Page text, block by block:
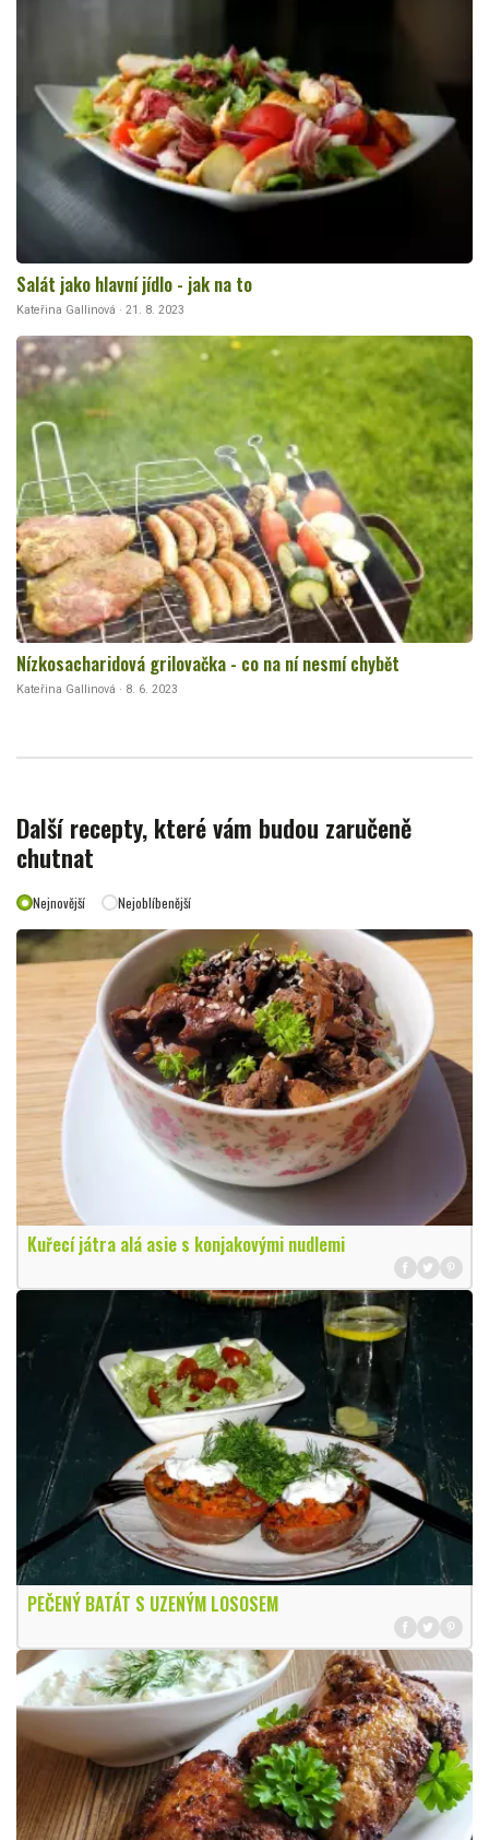
Salát jako hlavní jídlo - jak na to
Kateřina Gallinová · 21. 8. 2023
Nízkosacharidová grilovačka - co na ní nesmí chybět
Kateřina Gallinová · 8. 6. 2023
Další recepty, které vám budou zaručeně
chutnat
Nejnovější Nejoblíbenější
Kuřecí játra alá asie s konjakovými nudlemi
PEČENÝ BATÁT S UZENÝM LOSOSEM